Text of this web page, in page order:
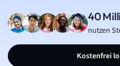
40
nutzen
Kostenfrei